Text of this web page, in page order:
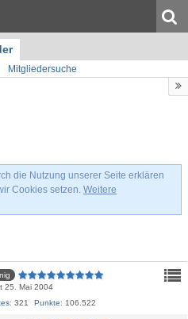
Mitgliedersuche
die Nutzung unserer Seite erklären
Cookies setzen. Weitere
25. Mai 2004
321 Punkte 106.522